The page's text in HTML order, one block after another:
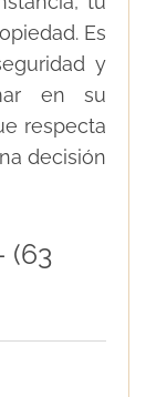
Es
y
en su
respecta
decisión
(63